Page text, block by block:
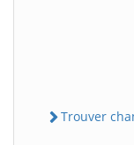
Trouver